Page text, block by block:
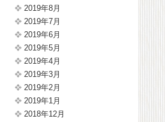
2019年8月
2019年7月
2019年6月
2019年5月
2019年4月
2019年3月
2019年2月
2019年1月
2018年12月